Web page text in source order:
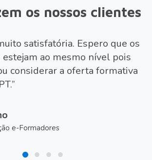
os nossos clientes
e-Formadores
satisfatória. Espero que os
ao mesmo nível pois
considerar a oferta formativa